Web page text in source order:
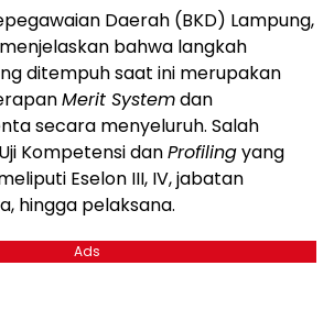
Daerah (BKD) Lampung,
bahwa langkah
ditempuh saat ini merupakan
Merit Systemdan
secara menyeluruh. Salah
Kompetensi danProfilingyang
Eselon III, IV, jabatan
hingga pelaksana.
Ads